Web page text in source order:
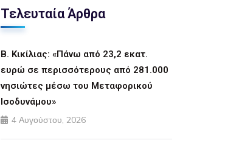
Τελευταία Άρθρα
Β. Κικίλιας: «Πάνω από 23,2 εκατ.
ευρώ σε περισσότερους από 281.000
νησιώτες μέσω του Μεταφορικού
Ισοδυνάμου»
4 Αυγούστου, 2026